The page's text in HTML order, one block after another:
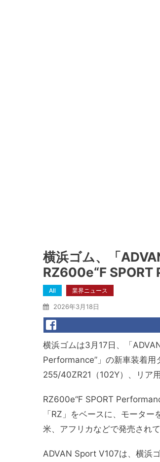
横浜ゴム、「
RZ600e“F
All 業界ニュース
2026年3月18日
横浜ゴムは3月17日、「
Performance”」の新車装着用
255/40ZR21（102Y）、リア
RZ600e“F SPORT
「RZ」をベースに、モータ
米、アフリカなどで発売され
ADVAN Sport V107は、横浜